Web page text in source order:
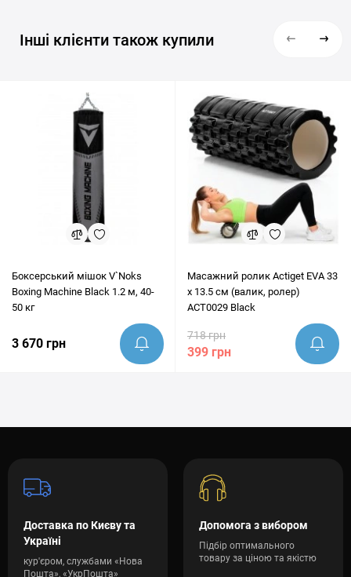
Інші клієнти також купили
Боксерський мішок V`Noks
Boxing Machine Black 1.2 м, 40-
50 кг
3 670 грн
Масажний ролик Actiget EVA 33
x 13.5 см (валик, ролер)
ACT0029 Black
718 грн
399 грн
Доставка по Києву та
Україні
кур'єром, службами «Нова
Пошта», «УкрПошта»
Допомога з вибором
Підбір оптимального
товару за ціною та якістю